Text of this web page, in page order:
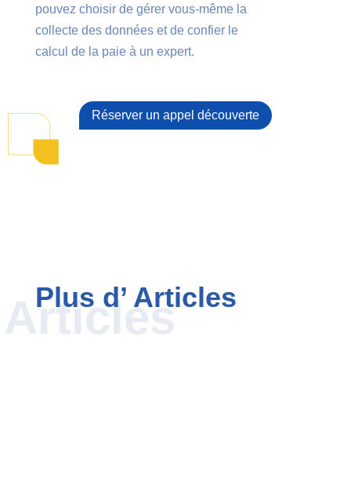
pouvez choisir de gérer vous-même la
collecte des données et de confier le
calcul de la paie à un expert.
Réserver un appel découverte
Plus d’ Articles
Articles